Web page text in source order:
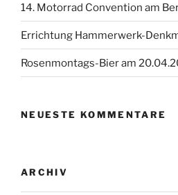
14. Motorrad Convention am
Errichtung Hammerwerk-
Rosenmontags-Bier am
NEUESTE KOMMENTARE
ARCHIV